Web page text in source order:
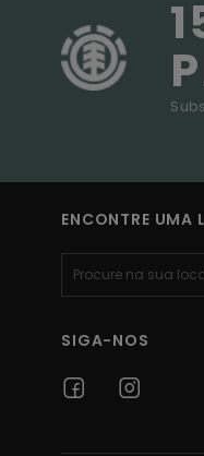
ENCONTRE UMA
SIGA-NOS